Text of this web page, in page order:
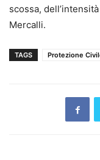
scossa,
Mercalli.
TAGS Protezione